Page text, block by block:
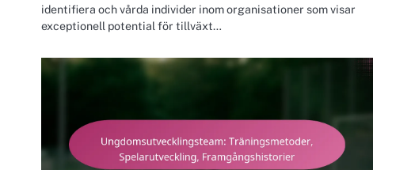
identifiera och vårda individer inom organisationer som visar
exceptionell potential för tillväxt…